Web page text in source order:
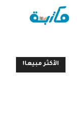
الأكثر مبيعا!